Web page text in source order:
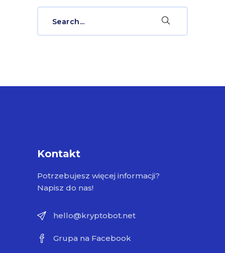
Kontakt
Potrzebujesz więcej informacji?
Napisz do nas!
hello@kryptobot.net
Grupa na Facebook